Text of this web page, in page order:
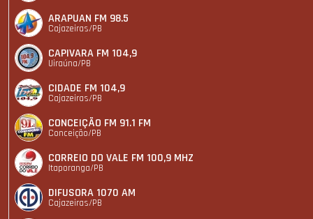
ARAPUAN FM 98.5
Cajazeiras/PB
CAPIVARA FM 104,9
Uiraúna/PB
CIDADE FM 104,9
Cajazeiras/PB
CONCEIÇÃO FM 91.1 FM
Conceição/PB
CORREIO DO VALE FM 100,9 MHZ
Itaporanga/PB
DIFUSORA 1070 AM
Cajazeiras/PB